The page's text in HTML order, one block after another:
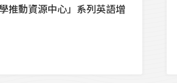
推動資源中心」系列英語增